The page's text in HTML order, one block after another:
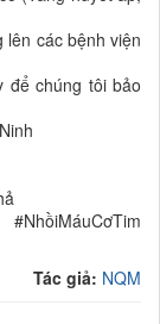
lên các bệnh viện
để chúng tôi bảo
#NhồiMáuCơTim
Tác giả: NQM